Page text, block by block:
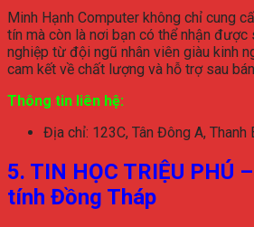
Minh Hạnh Computer không chỉ cung
tín mà còn là nơi bạn có thể nhận
nghiệp từ đội ngũ nhân viên giàu kinh
cam kết về chất lượng và hỗ trợ sau
Thông tin liên hệ:
Địa chỉ: 123C, Tân Đông A, Thanh
5. TIN HỌC TRIỆU PHÚ
tính Đồng Tháp